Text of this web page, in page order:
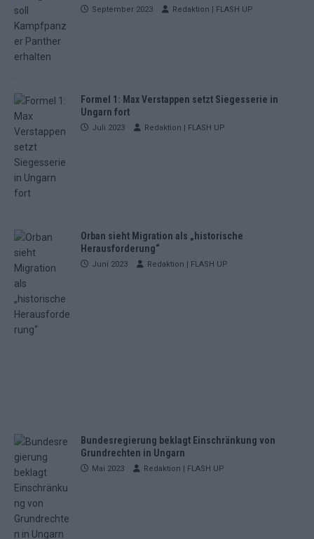
September 2023 Redaktion | FLASH UP
Formel 1: Max Verstappen setzt Siegesserie in
Ungarn fort
Juli 2023 Redaktion | FLASH UP
Orban sieht Migration als „historische
Herausforderung“
Juni 2023 Redaktion | FLASH UP
Bundesregierung beklagt Einschränkung von
Grundrechten in Ungarn
Mai 2023 Redaktion | FLASH UP